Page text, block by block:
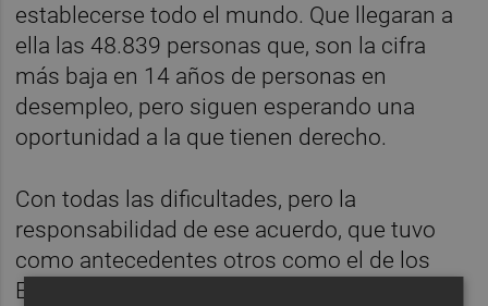
establecerse todo el mundo. Que llegaran a
ella las 48.839 personas que, son la cifra
más baja en 14 años de personas en
desempleo, pero siguen esperando una
oportunidad a la que tienen derecho.
Con todas las dificultades, pero la
responsabilidad de ese acuerdo, que tuvo
como antecedentes otros como el de los
ERTE, ha provocado que este país crezca